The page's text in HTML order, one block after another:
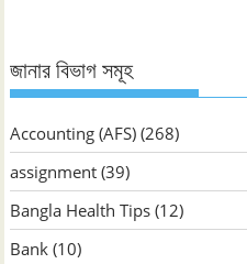
জানার বিভাগ সমূহ
Accounting (AFS) (268)
assignment (39)
Bangla Health Tips (12)
Bank (10)